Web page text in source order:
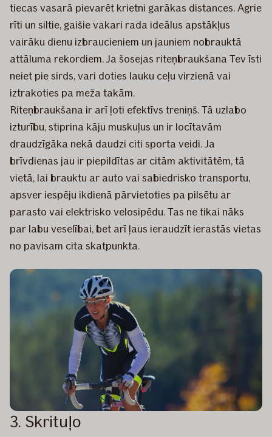
tiecas vasarā pievarēt krietni garākas distances. Agrie
rīti un siltie, gaišie vakari rada ideālus apstākļus
vairāku dienu izbraucieniem un jauniem nobrauktā
attāluma rekordiem. Ja šosejas riteņbraukšana Tev īsti
neiet pie sirds, vari doties lauku ceļu virzienā vai
iztrakoties pa meža takām.
Riteņbraukšana ir arī ļoti efektīvs treniņš. Tā uzlabo
izturību, stiprina kāju muskuļus un ir locītavām
draudzīgāka nekā daudzi citi sporta veidi. Ja
brīvdienas jau ir piepildītas ar citām aktivitātēm, tā
vietā, lai brauktu ar auto vai sabiedrisko transportu,
apsver iespēju ikdienā pārvietoties pa pilsētu ar
parasto vai elektrisko velosipēdu. Tas ne tikai nāks
par labu veselībai, bet arī ļaus ieraudzīt ierastās vietas
no pavisam cita skatpunkta.
3. Skrituļo